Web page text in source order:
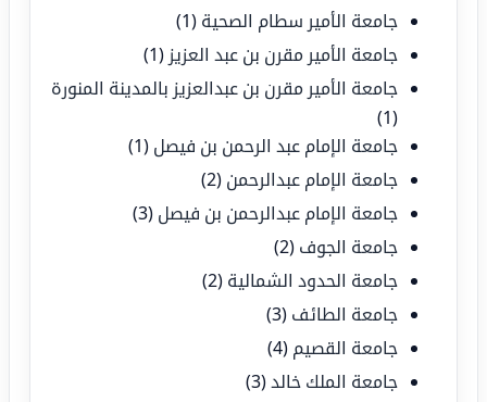
جامعة الأمير سطام الصحية (1)
جامعة الأمير مقرن بن عبد العزيز (1)
جامعة الأمير مقرن بن عبدالعزيز بالمدينة المنورة
(1)
جامعة الإمام عبد الرحمن بن فيصل (1)
جامعة الإمام عبدالرحمن (2)
جامعة الإمام عبدالرحمن بن فيصل (3)
جامعة الجوف (2)
جامعة الحدود الشمالية (2)
جامعة الطائف (3)
جامعة القصيم (4)
جامعة الملك خالد(3)